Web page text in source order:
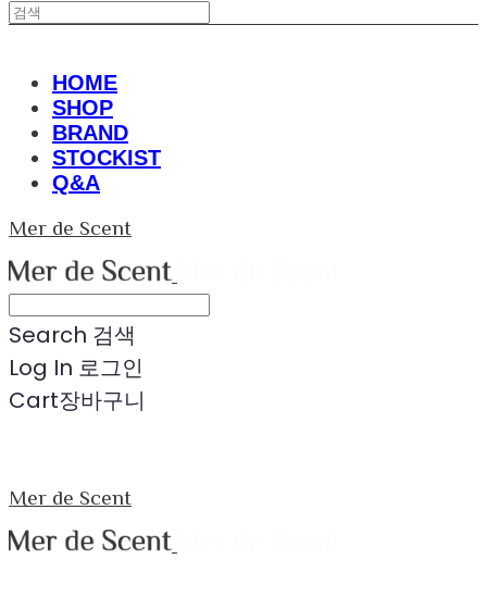
HOME
SHOP
BRAND
STOCKIST
Q&A
Mer de Scent
Search 검색
Log In 로그인
Cart장바구니
Mer de Scent